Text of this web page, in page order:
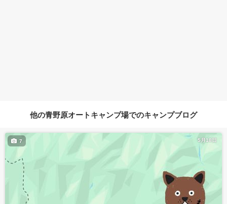
他の青野原オートキャンプ場でのキャンプブログ
5月18日
7